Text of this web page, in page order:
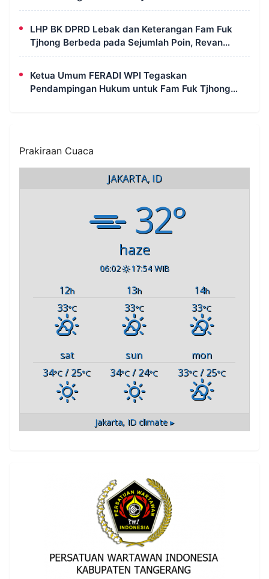
Tjhong Alias Pak Uun
LHP BK DPRD Lebak dan Keterangan Fam Fuk
Tjhong Berbeda pada Sejumlah Poin, Revan
FERADI WPI: Proses Pembuktian Masih
Ketua Umum FERADI WPI Tegaskan
Pendampingan Hukum untuk Fam Fuk Tjhong
Prakiraan Cuaca
JAKARTA, ID
32°
haze
06:02 17:54 WIB
12h 13h 14h
33°C 33°C 33°C
sat sun
mon
34°C / 25°C 34°C / 24°C 33°C/ 25°C
Jakarta, ID climate ▸